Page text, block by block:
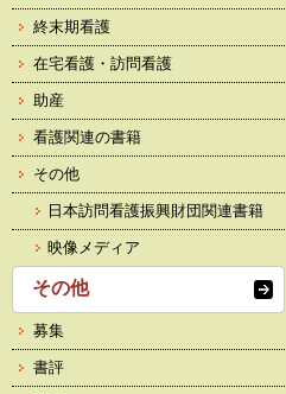
終末期看護
在宅看護・訪問看護
助産
看護関連の書籍
その他
日本訪問看護振興財団関連書籍
映像メディア
その他
募集
書評